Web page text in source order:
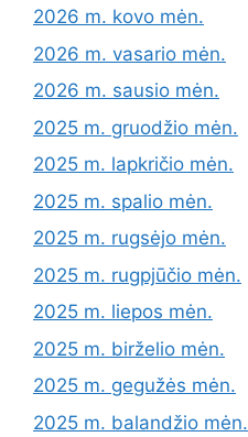
2026 m. kovo mėn.
2026 m. vasario mėn.
2026 m. sausio mėn.
2025 m. gruodžio mėn.
2025 m. lapkričio mėn.
2025 m. spalio mėn.
2025 m. rugsėjo mėn.
2025 m. rugpjūčio mėn.
2025 m. liepos mėn.
2025 m. birželio mėn.
2025 m. gegužės mėn.
2025 m. balandžio mėn.